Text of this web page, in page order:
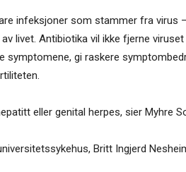
infeksjoner som stammer fra virus
livet. Antibiotika vil ikke fjerne
symptomene, gi raskere
eller genital herpes, sier Myhre
Britt Ingjerd